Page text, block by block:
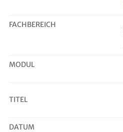
FACHBEREICH
MODUL
TITEL
DATUM